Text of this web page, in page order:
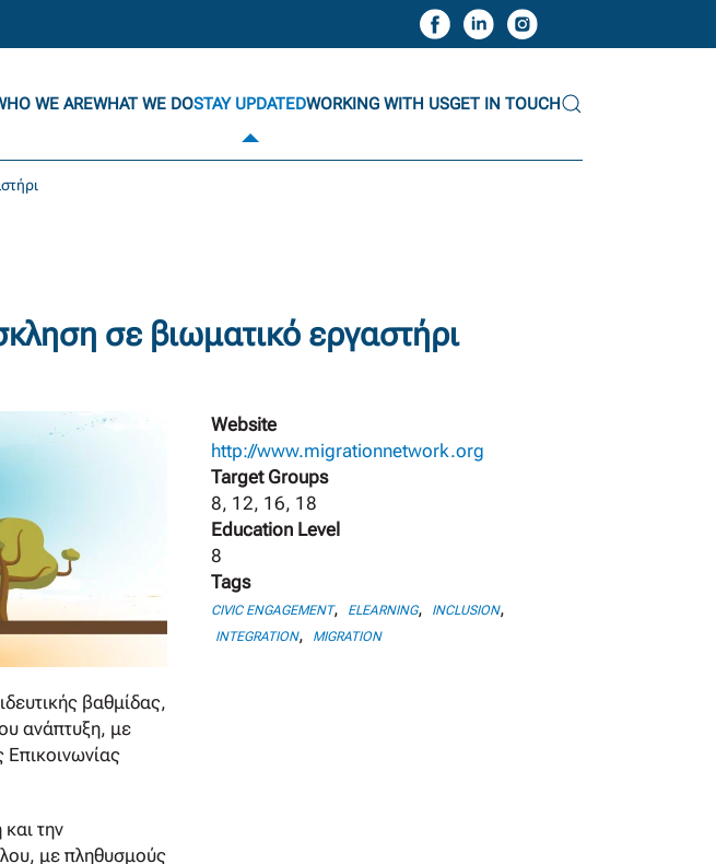
WE AREWHAT WE DOSTAY UPDATEDWORKING WITH USGET IN TOUCH
σε βιωματικό εργαστήρι
βαθμίδας,
ανάπτυξη, με
την
με πληθυσμούς
Website
http://www.migrationnetwork.org
Target Groups
8, 12, 16, 18
Education Level
8
Tags
CIVIC ENGAGEMENT, ELEARNING, INCLUSION,
INTEGRATION, MIGRATION